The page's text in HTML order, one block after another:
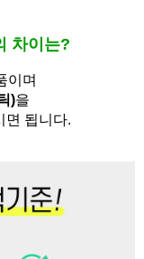
차이는?
이며
)을
면 됩니다.